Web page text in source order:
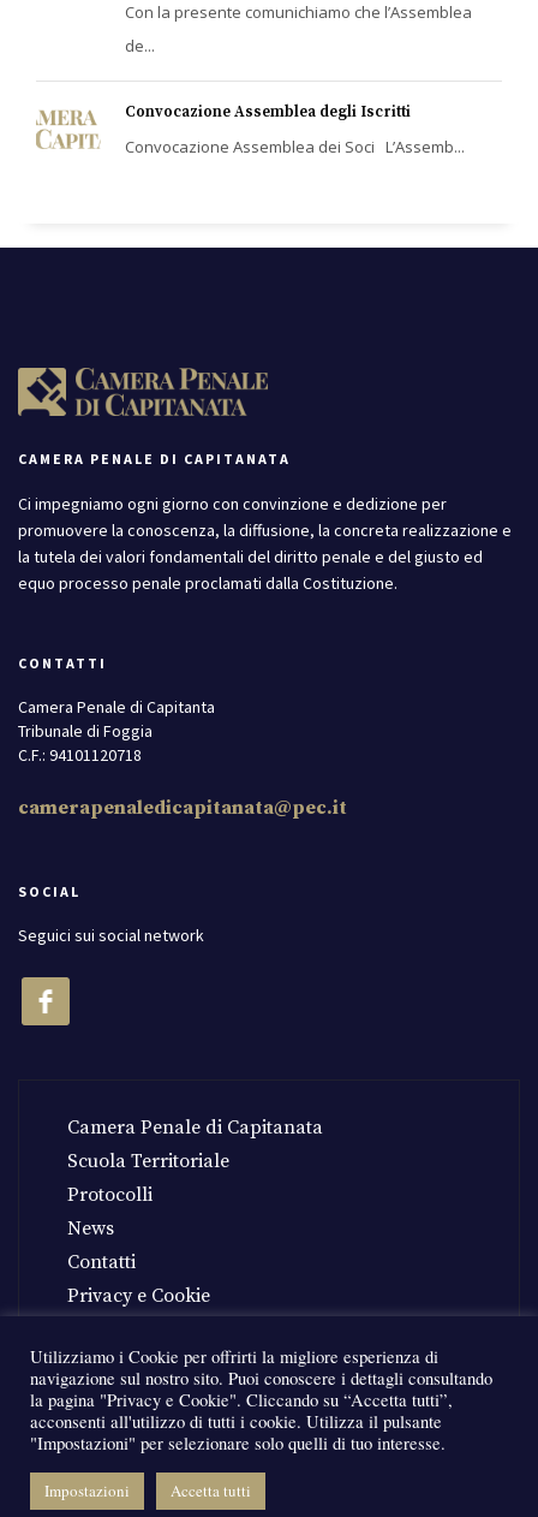
Con la presente comunichiamo che l’Assemblea
de...
Convocazione Assemblea degli Iscritti
Convocazione Assemblea dei Soci L’Assemb...
CAMERA PENALE DI CAPITANATA
Ci impegniamo ogni giorno con convinzione e dedizione per
promuovere la conoscenza, la diffusione, la concreta realizzazione e
la tutela dei valori fondamentali del diritto penale e del giusto ed
equo processo penale proclamati dalla Costituzione.
CONTATTI
Camera Penale di Capitanta
Tribunale di Foggia
C.F.: 94101120718
camerapenaledicapitanata@pec.it
SOCIAL
Seguici sui social network
Camera Penale di Capitanata
Scuola Territoriale
Protocolli
News
Contatti
Privacy e Cookie
CreditiL&G Solution
Utilizziamo i Cookie per offrirti la migliore esperienza di
navigazione sul nostro sito. Puoi conoscere i dettagli consultando
la pagina "Privacy e Cookie". Cliccando su “Accetta tutti”,
acconsenti all'utilizzo di tutti i cookie. Utilizza il pulsante
"Impostazioni" per selezionare solo quelli di tuo interesse.
Impostazioni Accetta tutti